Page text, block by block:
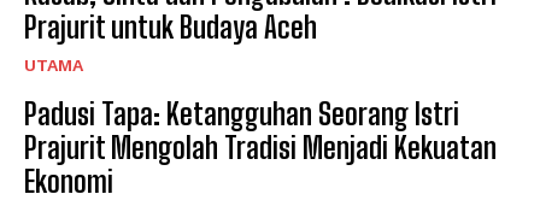
Prajurit untuk Budaya Aceh
UTAMA
Padusi Tapa: Ketangguhan Seorang Istri
Prajurit Mengolah Tradisi Menjadi Kekuatan
Ekonomi